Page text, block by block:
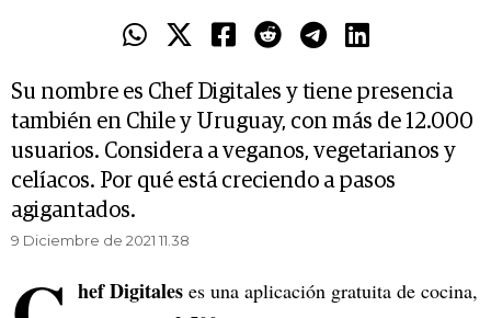
Su nombre es Chef Digitales y tiene presencia
también en Chile y Uruguay, con más de 12.000
usuarios. Considera a veganos, vegetarianos y
celíacos. Por qué está creciendo a pasos
agigantados.
9 Diciembre de 2021 11.38
hef Digitales es una aplicación gratuita de cocina,